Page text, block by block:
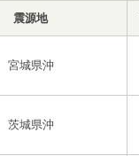
震源地
宮城県沖
茨城県沖